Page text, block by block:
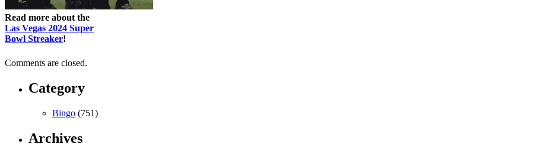
Read more about the
Las Vegas 2024 Super
Bowl Streaker!
Comments are closed.
Category
Bingo (751)
Archives